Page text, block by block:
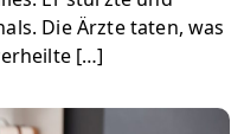
Die Ärzte taten, was
[…]